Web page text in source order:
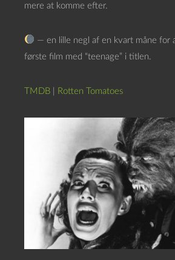
mere at komme efter.
— en lille negl af en kvart måne for
første film med “teenage” i titlen.
TMDB Rotten Tomatoes